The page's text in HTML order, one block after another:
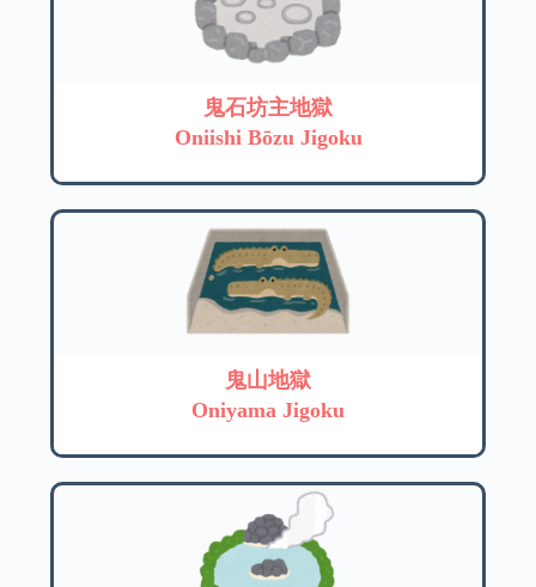
鬼石坊主地獄
Oniishi Bōzu Jigoku
鬼山地獄
Oniyama Jigoku